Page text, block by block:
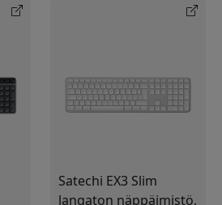
Satechi EX3 Slim
langaton näppäimistö,